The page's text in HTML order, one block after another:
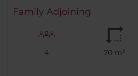
Family Adjoining
4 70 m²